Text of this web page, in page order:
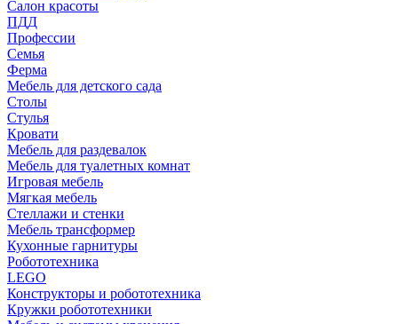
Салон красоты
ПДД
Профессии
Семья
Ферма
Мебель для детского сада
Столы
Cтулья
Кровати
Мебель для раздевалок
Мебель для туалетных комнат
Игровая мебель
Мягкая мебель
Стеллажи и стенки
Мебель трансформер
Кухонные гарнитуры
Робототехника
LEGO
Конструкторы и робототехника
Кружки робототехники